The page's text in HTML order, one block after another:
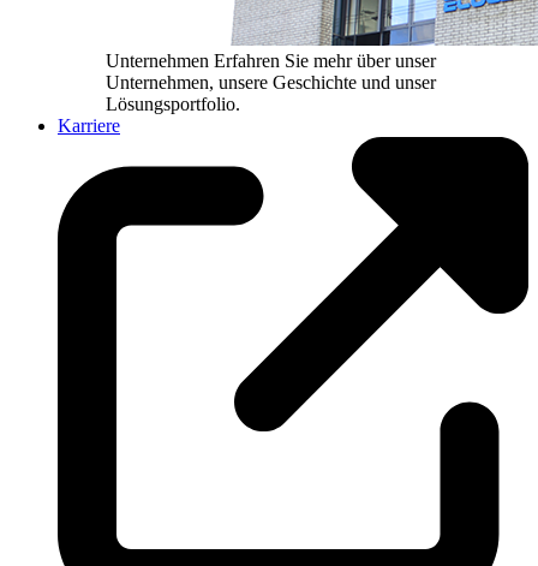
Unternehmen Erfahren Sie mehr über unser
Unternehmen, unsere Geschichte und unser
Lösungsportfolio.
Karriere